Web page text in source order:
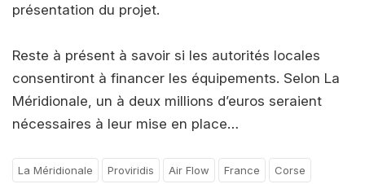
présentation du projet.
Reste à présent à savoir si les autorités locales
consentiront à financer les équipements. Selon La
Méridionale, un à deux millions d’euros seraient
nécessaires à leur mise en place…
La Méridionale Proviridis Air Flow France Corse